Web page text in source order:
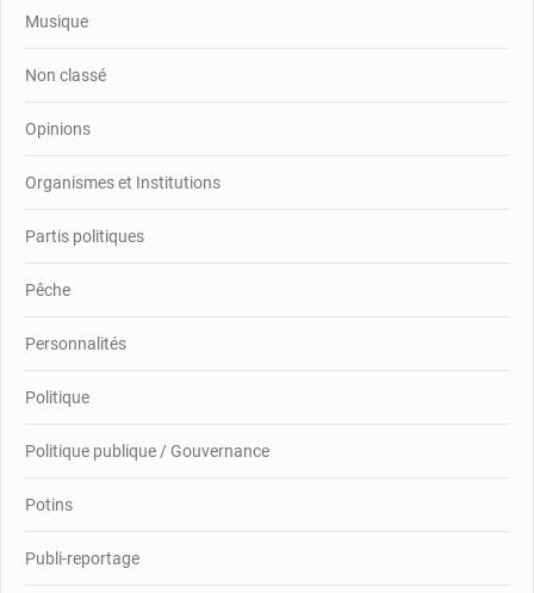
Musique
Non classé
Opinions
Organismes et Institutions
Partis politiques
Pêche
Personnalités
Politique
Politique publique / Gouvernance
Potins
Publi-reportage